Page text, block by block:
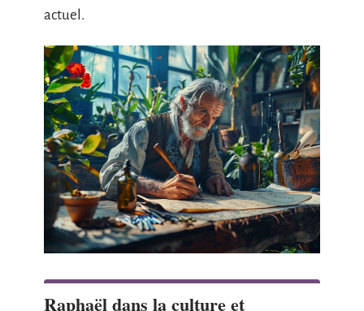
actuel.
Raphaël dans la culture et